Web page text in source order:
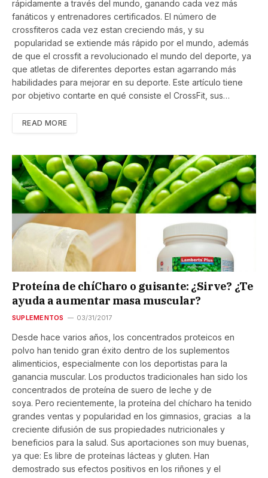
rápidamente a través del mundo, ganando cada vez más
fanáticos y entrenadores certificados. El número de
crossfiteros cada vez estan creciendo más, y su
popularidad se extiende más rápido por el mundo, además
de que el crossfit a revolucionado el mundo del deporte, ya
que atletas de diferentes deportes estan agarrando más
habilidades para mejorar en su deporte. Este artículo tiene
por objetivo contarte en qué consiste el CrossFit, sus…
READ MORE
Proteína de chíCharo o guisante: ¿Sirve? ¿Te
ayuda a aumentar masa muscular?
SUPLEMENTOS 03/31/2017
Desde hace varios años, los concentrados proteicos en
polvo han tenido gran éxito dentro de los suplementos
alimenticios, especialmente con los deportistas para la
ganancia muscular. Los productos tradicionales han sido los
concentrados de proteína de suero de leche y de
soya. Pero recientemente, la proteína del chícharo ha tenido
grandes ventas y popularidad en los gimnasios, gracias a la
creciente difusión de sus propiedades nutricionales y
beneficios para la salud. Sus aportaciones son muy buenas,
ya que: Es libre de proteínas lácteas y gluten. Han
demostrado sus efectos positivos en los riñones y el